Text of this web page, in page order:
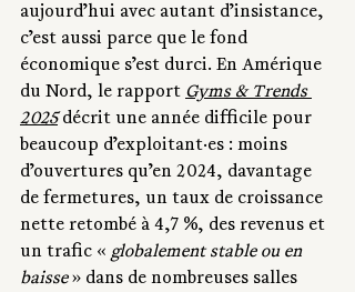
aujourd’hui avec autant d’insistance,
c’est aussi parce que le fond
économique s’est durci. En Amérique
du Nord, le rapport Gyms & Trends
2025 décrit une année difficile pour
beaucoup d’exploitant·es : moins
d’ouvertures qu’en 2024, davantage
de fermetures, un taux de croissance
nette retombé à 4,7 %, des revenus et
un trafic « globalement stable ou en
baisse » dans de nombreuses salles